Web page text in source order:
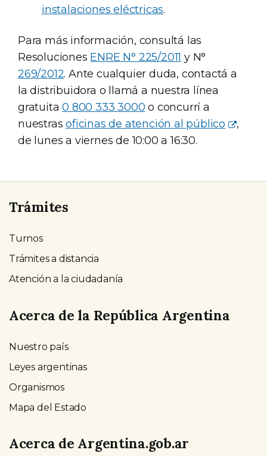
instalaciones eléctricas.
Para más información, consultá las
Resoluciones ENRE N° 225/2011 y N°
269/2012. Ante cualquier duda, contactá a
la distribuidora o llamá a nuestra línea
gratuita0 800 333 3000 o concurrí a
nuestrasoficinas de atención al público
,
de lunes a viernes de 10:00 a 16:30.
Trámites
Turnos
Trámites a distancia
Atención a la ciudadanía
Acerca de la República Argentina
Nuestro país
Leyes argentinas
Organismos
Mapa del Estado
Acerca de Argentina.gob.ar